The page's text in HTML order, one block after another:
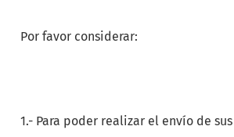
Por favor considerar:
1.- Para poder realizar el envío de